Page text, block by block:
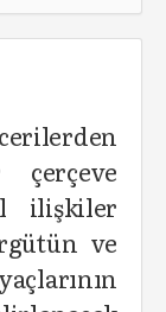
ilişkiler
ve